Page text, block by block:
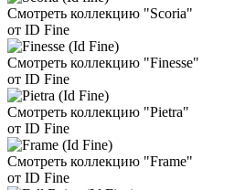
Смотреть коллекцию "Scoria"
от ID Fine
Смотреть коллекцию "Finesse"
от ID Fine
Смотреть коллекцию "Pietra"
от ID Fine
Смотреть коллекцию "Frame"
от ID Fine